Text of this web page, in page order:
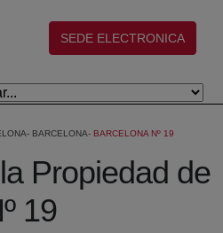
(abre en nueva ventana)
SEDE ELECTRONICA
BARCELONA BARCELONA Nº 19
Propiedad de
19